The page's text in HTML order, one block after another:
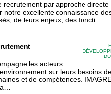
recrutement par approche directe
notre excellente connaissance
de leurs enjeux, des foncti…
les acteurs
sur leurs besoins de
et de compétences.